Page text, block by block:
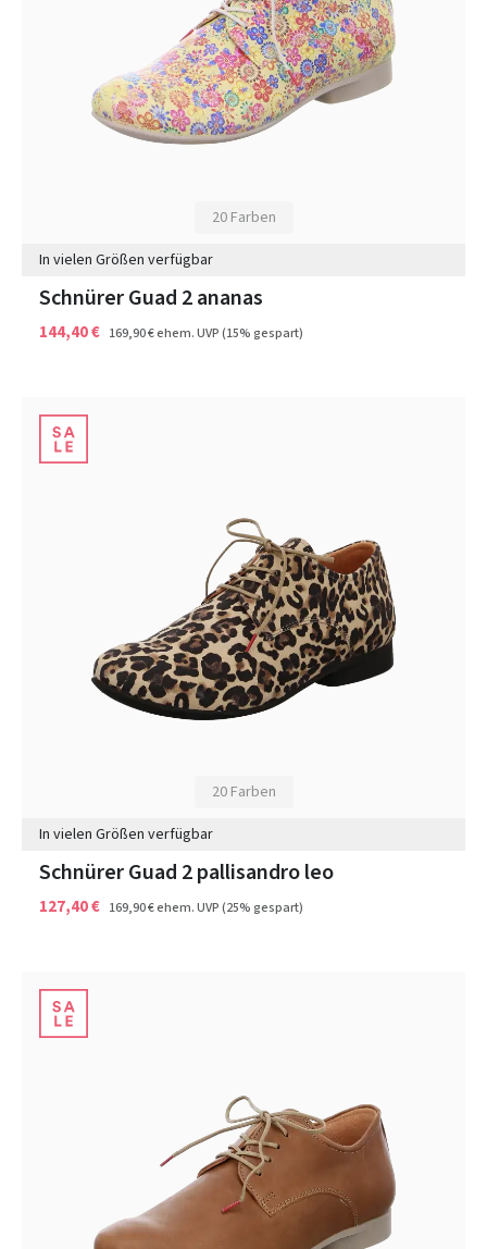
20 Farben
In vielen Größen verfügbar
Schnürer Guad 2 ananas
144,40 € 169,90 €ehem. UVP(15% gespart)
20 Farben
In vielen Größen verfügbar
Schnürer Guad 2 pallisandro leo
127,40 € 169,90 €ehem. UVP(25% gespart)